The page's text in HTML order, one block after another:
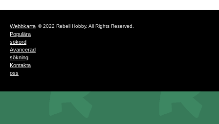
Webbkarta
Populära
sökord
Avancerad
sökning
Kontakta
oss
© 2022 Rebell Hobby. All Rights Reserved.